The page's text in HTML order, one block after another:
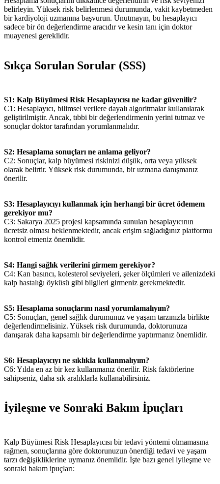
belirleyin. Yüksek risk belirlenmesi durumunda, vakit kaybetmeden
bir kardiyoloji uzmanına başvurun. Unutmayın, bu hesaplayıcı
sadece bir ön değerlendirme aracıdır ve kesin tanı için doktor
muayenesi gereklidir.
Sıkça Sorulan Sorular (SSS)
S1: Kalp Büyümesi Risk Hesaplayıcısı ne kadar güvenilir?
C1: Hesaplayıcı, bilimsel verilere dayalı algoritmalar kullanılarak
geliştirilmiştir. Ancak, tıbbi bir değerlendirmenin yerini tutmaz ve
sonuçlar doktor tarafından yorumlanmalıdır.
S2: Hesaplama sonuçları ne anlama geliyor?
C2: Sonuçlar, kalp büyümesi riskinizi düşük, orta veya yüksek
olarak belirtir. Yüksek risk durumunda, bir uzmana danışmanız
önerilir.
S3: Hesaplayıcıyı kullanmak için herhangi bir ücret ödemem
gerekiyor mu?
C3: Sakarya 2025 projesi kapsamında sunulan hesaplayıcının
ücretsiz olması beklenmektedir, ancak erişim sağladığınız platformu
kontrol etmeniz önemlidir.
S4: Hangi sağlık verilerini girmem gerekiyor?
C4: Kan basıncı, kolesterol seviyeleri, şeker ölçümleri ve ailenizdeki
kalp hastalığı öyküsü gibi bilgileri girmeniz gerekmektedir.
S5: Hesaplama sonuçlarını nasıl yorumlamalıyım?
C5: Sonuçları, genel sağlık durumunuz ve yaşam tarzınızla birlikte
değerlendirmelisiniz. Yüksek risk durumunda, doktorunuza
danışarak daha kapsamlı bir değerlendirme yaptırmanız önemlidir.
S6: Hesaplayıcıyı ne sıklıkla kullanmalıyım?
C6: Yılda en az bir kez kullanmanız önerilir. Risk faktörlerine
sahipseniz, daha sık aralıklarla kullanabilirsiniz.
İyileşme ve Sonraki Bakım İpuçları
Kalp Büyümesi Risk Hesaplayıcısı bir tedavi yöntemi olmamasına
rağmen, sonuçlarına göre doktorunuzun önerdiği tedavi ve yaşam
tarzı değişikliklerine uymanız önemlidir. İşte bazı genel iyileşme ve
sonraki bakım ipuçları: